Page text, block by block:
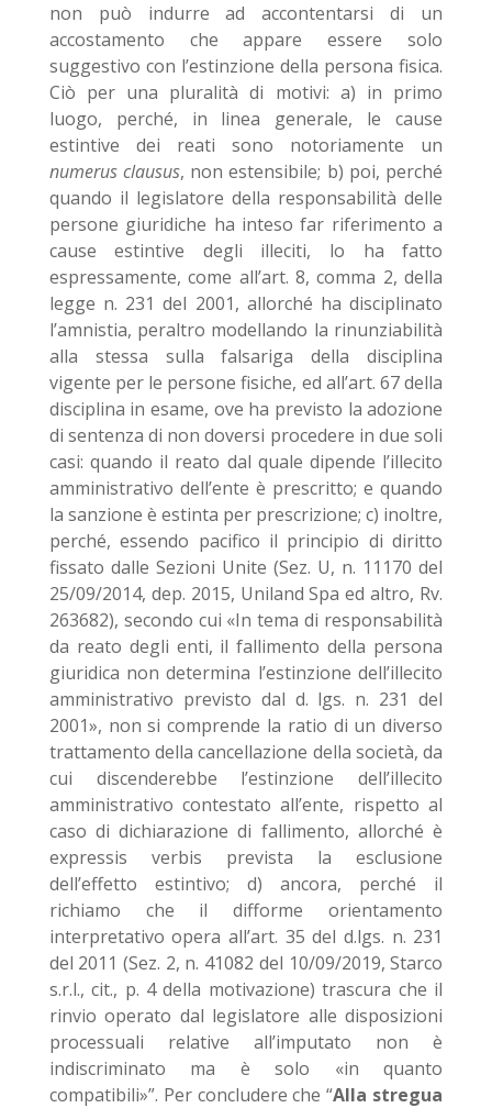
non può indurre ad accontentarsi di un
accostamento che appare essere solo
suggestivo con l’estinzione della persona fisica.
Ciò per una pluralità di motivi: a) in primo
luogo, perché, in linea generale, le cause
estintive dei reati sono notoriamente un
numerus clausus, non estensibile; b) poi, perché
quando il legislatore della responsabilità delle
persone giuridiche ha inteso far riferimento a
cause estintive degli illeciti, lo ha fatto
espressamente, come all’art. 8, comma 2, della
legge n. 231 del 2001, allorché ha disciplinato
l’amnistia, peraltro modellando la rinunziabilità
alla stessa sulla falsariga della disciplina
vigente per le persone fisiche, ed all’art. 67 della
disciplina in esame, ove ha previsto la adozione
di sentenza di non doversi procedere in due soli
casi: quando il reato dal quale dipende l’illecito
amministrativo dell’ente è prescritto; e quando
la sanzione è estinta per prescrizione; c) inoltre,
perché, essendo pacifico il principio di diritto
fissato dalle Sezioni Unite (Sez. U, n. 11170 del
25/09/2014, dep. 2015, Uniland Spa ed altro, Rv.
263682), secondo cui «In tema di responsabilità
da reato degli enti, il fallimento della persona
giuridica non determina l’estinzione dell’illecito
amministrativo previsto dal d. lgs. n. 231 del
2001», non si comprende la ratio di un diverso
trattamento della cancellazione della società, da
cui discenderebbe l’estinzione dell’illecito
amministrativo contestato all’ente, rispetto al
caso di dichiarazione di fallimento, allorché è
expressis verbis prevista la esclusione
dell’effetto estintivo; d) ancora, perché il
richiamo che il difforme orientamento
interpretativo opera all’art. 35 del d.lgs. n. 231
del 2011 (Sez. 2, n. 41082 del 10/09/2019, Starco
s.r.l., cit., p. 4 della motivazione) trascura che il
rinvio operato dal legislatore alle disposizioni
processuali relative all’imputato non è
indiscriminato ma è solo «in quanto
compatibili»”. Per concludere che “Alla stregua